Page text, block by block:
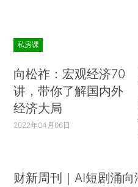
私房课
向松祚：宏观经济70
讲，带你了解国内外
经济大局
2022年04月06日
财新周刊｜AI短剧涌向